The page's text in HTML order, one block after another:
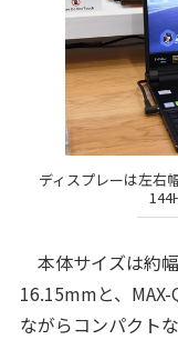
ディスプレーは左右
本体サイズは約
16.15mmと、
ながらコンパクト